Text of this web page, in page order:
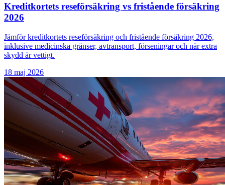
Kreditkortets reseförsäkring vs fristående försäkring
2026
Jämför kreditkortets reseförsäkring och fristående försäkring 2026,
inklusive medicinska gränser, avtransport, förseningar och när extra
skydd är vettigt.
18 maj 2026